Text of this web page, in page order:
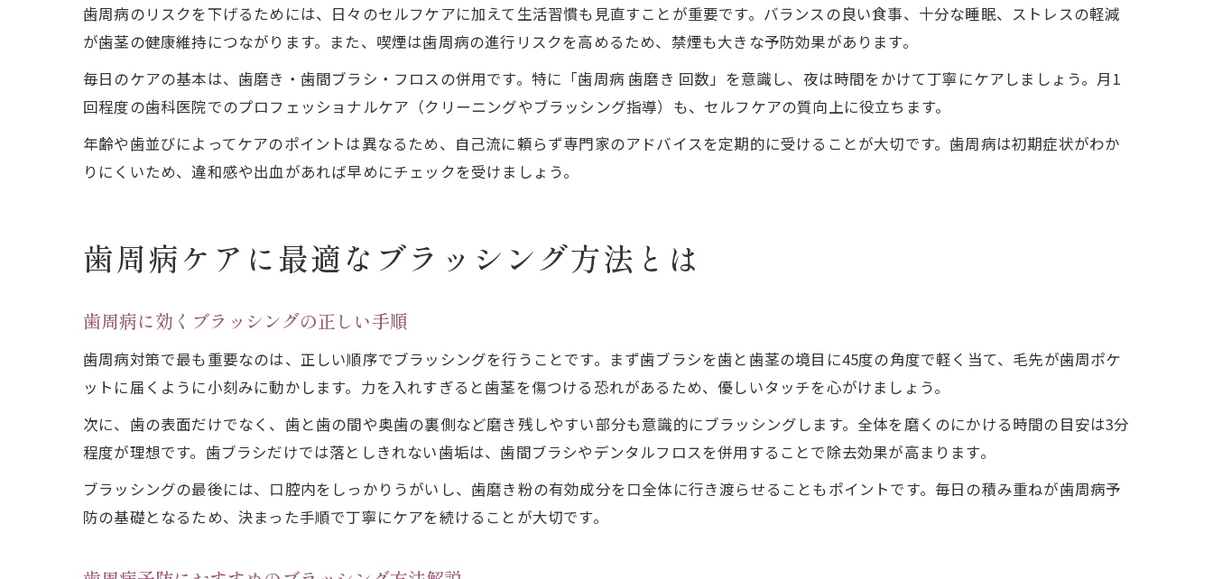
歯周病のリスクを下げるためには、日々のセルフケアに加えて生活習慣も見直すことが重要です。バランスの良い食事、十分な睡眠、ストレスの軽減
が歯茎の健康維持につながります。また、喫煙は歯周病の進行リスクを高めるため、禁煙も大きな予防効果があります。
毎日のケアの基本は、歯磨き・歯間ブラシ・フロスの併用です。特に「歯周病 歯磨き 回数」を意識し、夜は時間をかけて丁寧にケアしましょう。月1
回程度の歯科医院でのプロフェッショナルケア（クリーニングやブラッシング指導）も、セルフケアの質向上に役立ちます。
年齢や歯並びによってケアのポイントは異なるため、自己流に頼らず専門家のアドバイスを定期的に受けることが大切です。歯周病は初期症状がわか
りにくいため、違和感や出血があれば早めにチェックを受けましょう。
歯周病ケアに最適なブラッシング方法とは
歯周病に効くブラッシングの正しい手順
歯周病対策で最も重要なのは、正しい順序でブラッシングを行うことです。まず歯ブラシを歯と歯茎の境目に45度の角度で軽く当て、毛先が歯周ポケ
ットに届くように小刻みに動かします。力を入れすぎると歯茎を傷つける恐れがあるため、優しいタッチを心がけましょう。
次に、歯の表面だけでなく、歯と歯の間や奥歯の裏側など磨き残しやすい部分も意識的にブラッシングします。全体を磨くのにかける時間の目安は3分
程度が理想です。歯ブラシだけでは落としきれない歯垢は、歯間ブラシやデンタルフロスを併用することで除去効果が高まります。
ブラッシングの最後には、口腔内をしっかりうがいし、歯磨き粉の有効成分を口全体に行き渡らせることもポイントです。毎日の積み重ねが歯周病予
防の基礎となるため、決まった手順で丁寧にケアを続けることが大切です。